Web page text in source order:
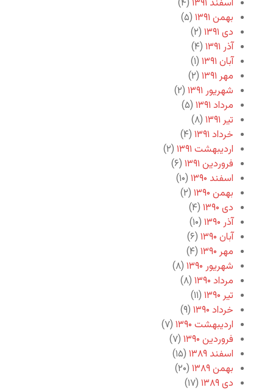
اسفند ۱۳۹۱
(۴)
بهمن ۱۳۹۱
(۵)
دی ۱۳۹۱
(۲)
آذر ۱۳۹۱
(۴)
آبان ۱۳۹۱
(۱)
مهر ۱۳۹۱
(۲)
شهریور ۱۳۹۱
(۲)
مرداد ۱۳۹۱
(۵)
تیر ۱۳۹۱
(۸)
خرداد ۱۳۹۱
(۴)
اردیبهشت ۱۳۹۱
(۲)
فروردین ۱۳۹۱
(۶)
اسفند ۱۳۹۰
(۱۰)
بهمن ۱۳۹۰
(۲)
دی ۱۳۹۰
(۴)
آذر ۱۳۹۰
(۱۰)
آبان ۱۳۹۰
(۶)
مهر ۱۳۹۰
(۴)
شهریور ۱۳۹۰
(۸)
مرداد ۱۳۹۰
(۸)
تیر ۱۳۹۰
(۱۱)
خرداد ۱۳۹۰
(۹)
اردیبهشت ۱۳۹۰
(۷)
فروردین ۱۳۹۰
(۷)
اسفند ۱۳۸۹
(۱۵)
بهمن ۱۳۸۹
(۲۰)
دی ۱۳۸۹
(۱۷)